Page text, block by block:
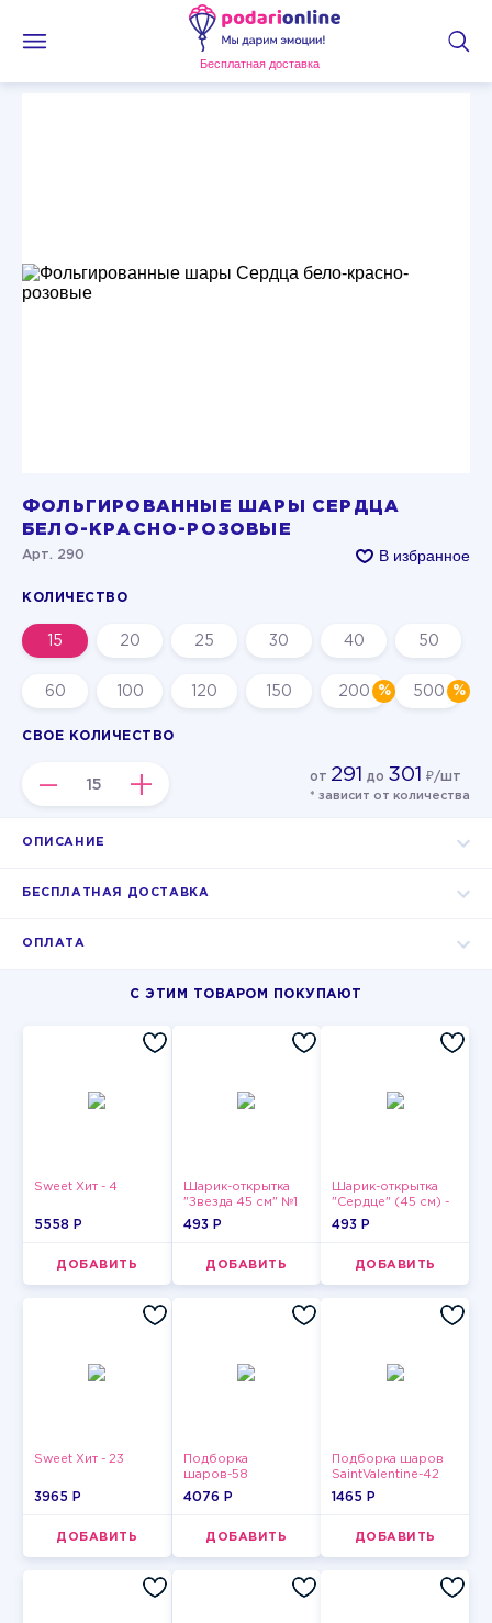
Бесплатная доставка
ФОЛЬГИРОВАННЫЕ ШАРЫ СЕРДЦА
БЕЛО-КРАСНО-РОЗОВЫЕ
Арт. 290 В избранное
КОЛИЧЕСТВО
15 20 25 30 40 50
60 100 120 150 200 500
СВОЕ КОЛИЧЕСТВО
– + от 291 до 301 ₽/шт
* зависит от количества
ОПИСАНИЕ
БЕСПЛАТНАЯ ДОСТАВКА
ОПЛАТА
С ЭТИМ ТОВАРОМ ПОКУПАЮТ
Sweet Хит - 4
5558 P
ДОБАВИТЬ
Шарик-открытка
"Звезда 45 см" №1
493 P
ДОБАВИТЬ
Шарик-открытка
"Сердце" (45 см) -
2
493 P
ДОБАВИТЬ
Sweet Хит - 23
3965 P
ДОБАВИТЬ
Подборка
шаров-58
4076 P
ДОБАВИТЬ
Подборка шаров
SaintValentine-42
1465 P
ДОБАВИТЬ